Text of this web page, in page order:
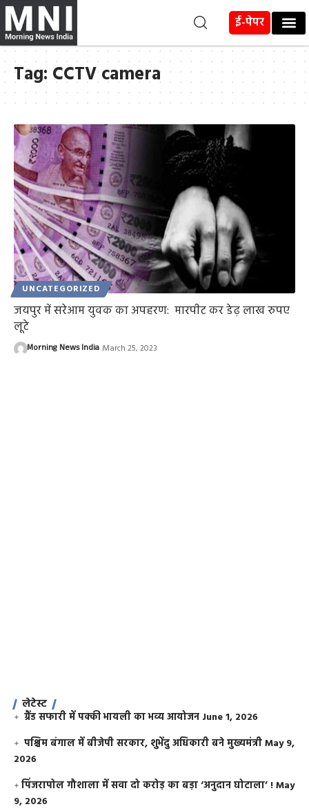
ई-पेपर
Tag: CCTV camera
UNCATEGORIZED
जयपुर में सरेआम युवक का अपहरण: मारपीट कर डेढ़ लाख रुपए
लूटे
Morning News India March 25, 2023
लेटेस्ट
ग्रैंड सफारी में पक्की भायली का भव्य आयोजन June 1, 2026
पश्चिम बंगाल में बीजेपी सरकार, शुभेंदु अधिकारी बने मुख्यमंत्रीMay 9,
2026
​पिंजरापोल गौशाला में सवा दो करोड़ का बड़ा ‘अनुदान घोटाला’ !May
9, 2026